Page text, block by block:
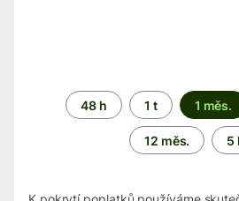
Časové
období
48 h 1 t 1 měs.
12 měs. 5